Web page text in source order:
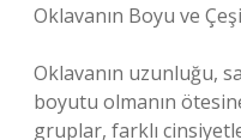
Oklavanın Boyu ve
Oklavanın uzunluğu,
boyutu olmanın
gruplar, farklı